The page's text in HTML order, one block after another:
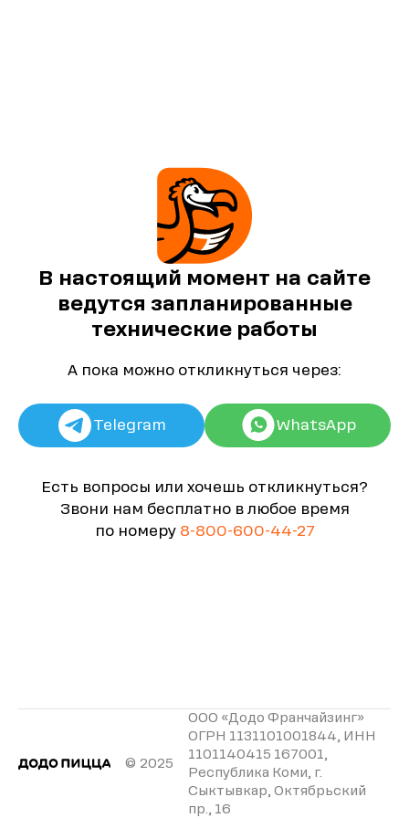
В настоящий момент на сайте
ведутся запланированные
технические работы
А пока можно откликнуться через:
Telegram WhatsApp
Есть вопросы или хочешь откликнуться?
Звони нам бесплатно в любое время
по номеру 8-800-600-44-27
© 2025
ООО «Додо Франчайзинг»
ОГРН 1131101001844, ИНН
1101140415 167001,
Республика Коми, г.
Сыктывкар, Октябрьский
пр., 16